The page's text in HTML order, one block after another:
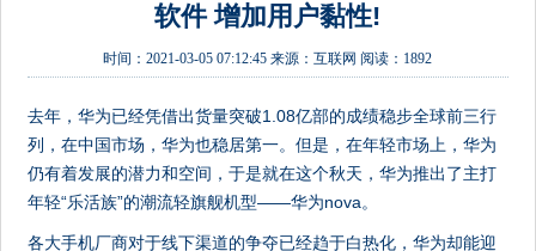
软件 增加用户黏性!
时间：2021-03-05 07:12:45 来源：互联网 阅读：1892
去年，华为已经凭借出货量突破1.08亿部的成绩稳步全球前三行
列，在中国市场，华为也稳居第一。但是，在年轻市场上，华为
仍有着发展的潜力和空间，于是就在这个秋天，华为推出了主打
年轻“乐活族”的潮流轻旗舰机型——华为nova。
各大手机厂商对于线下渠道的争夺已经趋于白热化，华为却能迎